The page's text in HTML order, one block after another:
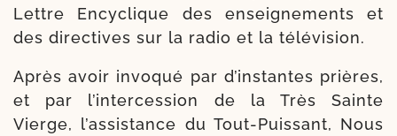
Lettre Encyclique des ensei­gne­ments et
des direc­tives sur la radio et la télévision.
Après avoir invo­qué par d’ins­tantes prières,
et par l’in­ter­ces­sion de la Très Sainte
Vierge, l’as­sis­tance du Tout-​Puissant, Nous